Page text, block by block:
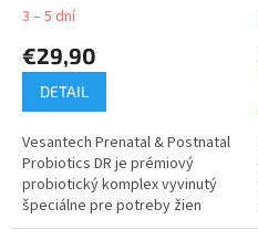
3 – 5 dní
€29,90
DETAIL
Vesantech Prenatal & Postnatal
Probiotics DR je prémiový
probiotický komplex vyvinutý
špeciálne pre potreby žien
počas tehotenstva, po pôrode